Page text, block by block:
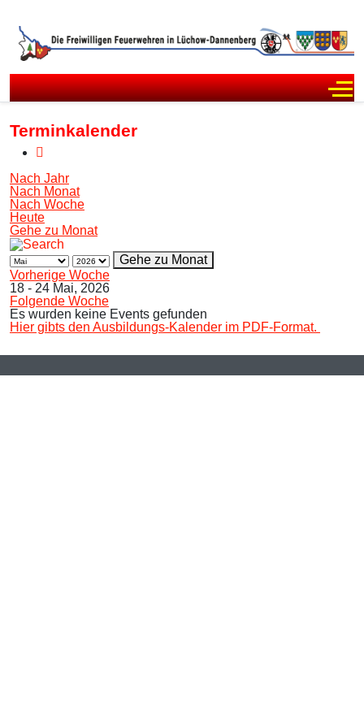
Terminkalender
Nach Jahr
Nach Monat
Nach Woche
Heute
Gehe zu Monat
Gehe zu Monat
Vorherige Woche
18 - 24 Mai, 2026
Folgende Woche
Es wurden keine Events gefunden
Hier gibts den Ausbildungs-Kalender im PDF-Format.